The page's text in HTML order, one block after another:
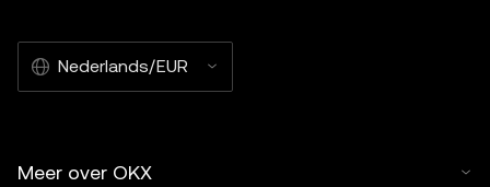
Nederlands/EUR
Meer over OKX